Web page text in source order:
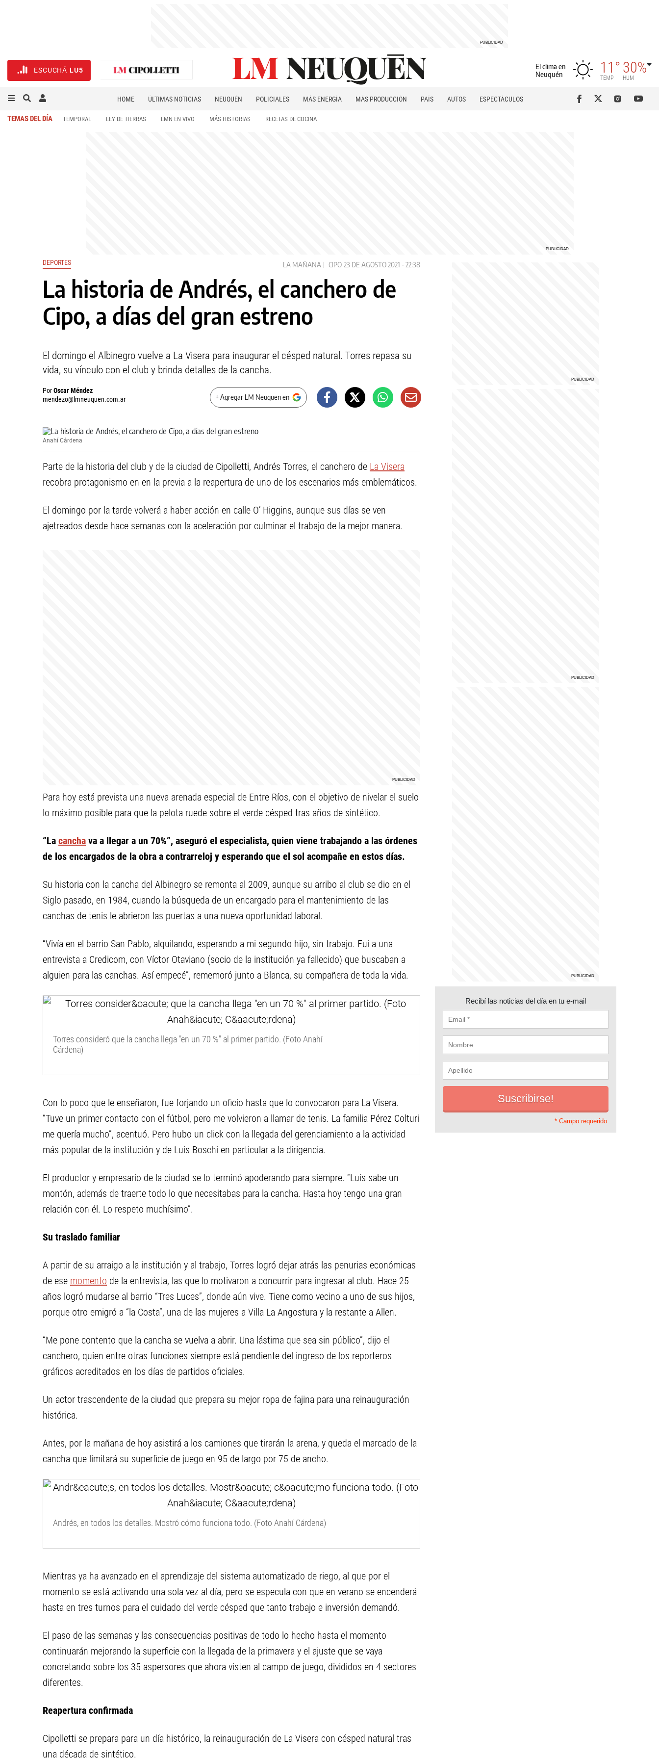
ESCUCHÁ LU5
El clima en
Neuquén
11°
TEMP
30%
HUM
HOME ÚLTIMAS NOTICIAS NEUQUÉN POLICIALES MÁS ENERGÍA MÁS PRODUCCIÓN PAÍS AUTOS
ESPECTÁCULOS
TEMAS DEL DÍA TEMPORAL LEY DE TIERRAS LMN EN VIVO MÁS HISTORIAS RECETAS DE COCINA
DEPORTES LA MAÑANA CIPO 23 DE AGOSTO 2021 - 22:38
La historia de Andrés, el canchero de
Cipo, a días del gran estreno
El domingo el Albinegro vuelve a La Visera para inaugurar el césped natural. Torres repasa su
vida, su vínculo con el club y brinda detalles de la cancha.
PorOscar Méndez
mendezo@lmneuquen.com.ar
+ Agregar LM Neuquen en
Anahí Cárdena
Parte de la historia del club y de la ciudad de Cipolletti, Andrés Torres, el canchero de La Visera
recobra protagonismo en en la previa a la reapertura de uno de los escenarios más emblemáticos.
El domingo por la tarde volverá a haber acción en calle O’ Higgins, aunque sus días se ven
ajetreados desde hace semanas con la aceleración por culminar el trabajo de la mejor manera.
Para hoy está prevista una nueva arenada especial de Entre Ríos, con el objetivo de nivelar el suelo
lo máximo posible para que la pelota ruede sobre el verde césped tras años de sintético.
“La cancha va a llegar a un 70%”, aseguró el especialista, quien viene trabajando a las órdenes
de los encargados de la obra a contrarreloj y esperando que el sol acompañe en estos días.
Su historia con la cancha del Albinegro se remonta al 2009, aunque su arribo al club se dio en el
Siglo pasado, en 1984, cuando la búsqueda de un encargado para el mantenimiento de las
canchas de tenis le abrieron las puertas a una nueva oportunidad laboral.
“Vivía en el barrio San Pablo, alquilando, esperando a mi segundo hijo, sin trabajo. Fui a una
entrevista a Credicom, con Víctor Otaviano (socio de la institución ya fallecido) que buscaban a
alguien para las canchas. Así empecé”, rememoró junto a Blanca, su compañera de toda la vida.
Torres consideró que la cancha llega "en un 70 %" al primer partido. (Foto Anahí
Cárdena)
Con lo poco que le enseñaron, fue forjando un oficio hasta que lo convocaron para La Visera.
“Tuve un primer contacto con el fútbol, pero me volvieron a llamar de tenis. La familia Pérez Colturi
me quería mucho”, acentuó. Pero hubo un click con la llegada del gerenciamiento a la actividad
más popular de la institución y de Luis Boschi en particular a la dirigencia.
El productor y empresario de la ciudad se lo terminó apoderando para siempre. “Luis sabe un
montón, además de traerte todo lo que necesitabas para la cancha. Hasta hoy tengo una gran
relación con él. Lo respeto muchísimo”.
Su traslado familiar
A partir de su arraigo a la institución y al trabajo, Torres logró dejar atrás las penurias económicas
de ese momento de la entrevista, las que lo motivaron a concurrir para ingresar al club. Hace 25
años logró mudarse al barrio “Tres Luces”, donde aún vive. Tiene como vecino a uno de sus hijos,
porque otro emigró a “la Costa”, una de las mujeres a Villa La Angostura y la restante a Allen.
“Me pone contento que la cancha se vuelva a abrir. Una lástima que sea sin público”, dijo el
canchero, quien entre otras funciones siempre está pendiente del ingreso de los reporteros
gráficos acreditados en los días de partidos oficiales.
Un actor trascendente de la ciudad que prepara su mejor ropa de fajina para una reinauguración
histórica.
Antes, por la mañana de hoy asistirá a los camiones que tirarán la arena, y queda el marcado de la
cancha que limitará su superficie de juego en 95 de largo por 75 de ancho.
Andrés, en todos los detalles. Mostró cómo funciona todo. (Foto Anahí Cárdena)
Mientras ya ha avanzado en el aprendizaje del sistema automatizado de riego, al que por el
momento se está activando una sola vez al día, pero se especula con que en verano se encenderá
hasta en tres turnos para el cuidado del verde césped que tanto trabajo e inversión demandó.
El paso de las semanas y las consecuencias positivas de todo lo hecho hasta el momento
continuarán mejorando la superficie con la llegada de la primavera y el ajuste que se vaya
concretando sobre los 35 aspersores que ahora visten al campo de juego, divididos en 4 sectores
diferentes.
Reapertura confirmada
Cipolletti se prepara para un día histórico, la reinauguración de La Visera con césped natural tras
una década de sintético.
Recibí las noticias del día en tu e-mail
* Campo requerido